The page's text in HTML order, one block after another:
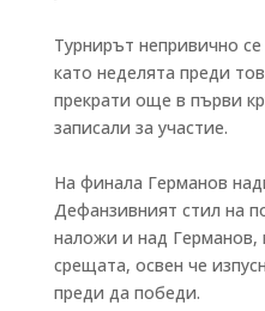
Турнирът непривично
като неделята преди
прекрати още в първи
записали за участие.
На финала Германов
Дефанзивният стил на
наложи и над
срещата, освен че
преди да победи.